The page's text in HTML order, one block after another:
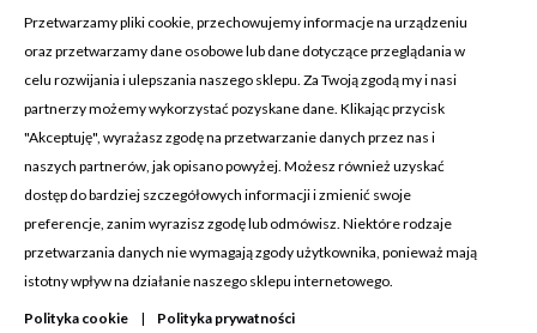
KONTAKT Z NAMI
Adres:
Cosmetic4car
Budzisz 73A
39-200 Dębica
Dominik:
Klaudia: +48 730634730
Przetwarzamy pliki cookie, przechowujemy informacje na urządzeniu
oraz przetwarzamy dane osobowe lub dane dotyczące przeglądania w
celu rozwijania i ulepszania naszego sklepu. Za Twoją zgodą my i nasi
partnerzy możemy wykorzystać pozyskane dane. Klikając przycisk
"Akceptuję", wyrażasz zgodę na przetwarzanie danych przez nas i
naszych partnerów, jak opisano powyżej. Możesz również uzyskać
dostęp do bardziej szczegółowych informacji i zmienić swoje
preferencje, zanim wyrazisz zgodę lub odmówisz. Niektóre rodzaje
przetwarzania danych nie wymagają zgody użytkownika, ponieważ mają
istotny wpływ na działanie naszego sklepu internetowego.
Polityka cookie | Polityka prywatności